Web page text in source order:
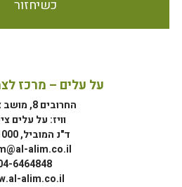
כשיחזור
על עלים – מרכז
החרובים 8, מושב ציפורי
וויז: על עלים
ד"נ המוביל, 1791000
alim.co.il
6464848
alim.co.il